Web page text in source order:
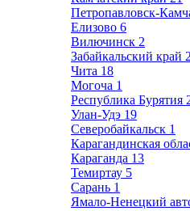
Петропавловск-
Елизово 6
Вилючинск 2
Забайкальский край
Чита 18
Могоча 1
Республика Бурятия
Улан-Удэ 19
Северобайкальск 1
Карагандинская
Караганда 13
Темиртау 5
Сарань 1
Ямало-Ненецкий